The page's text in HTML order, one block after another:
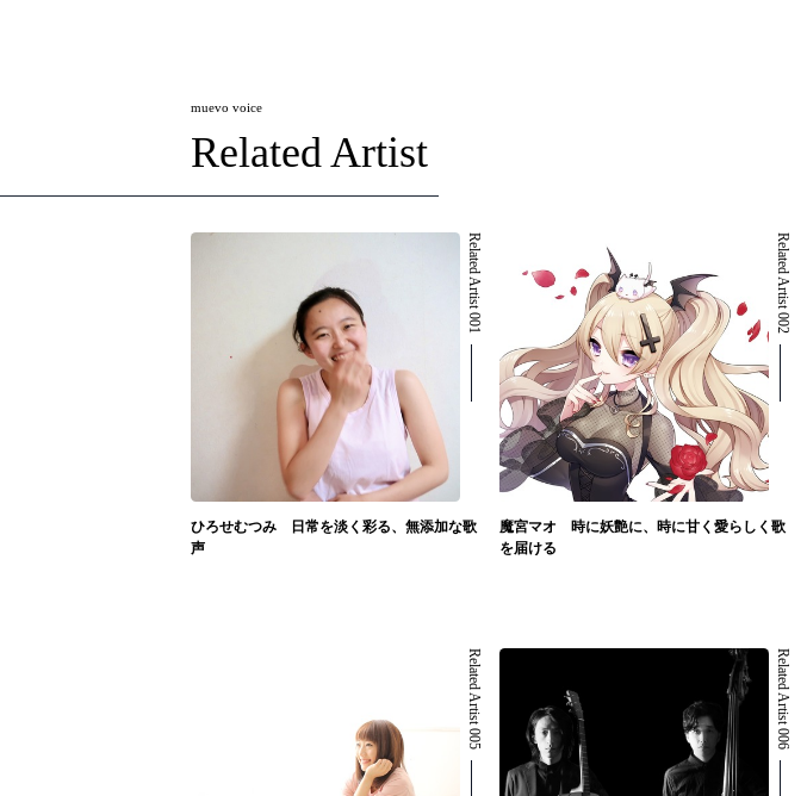
muevo voice
Related Artist
Related Artist 001
ひろせむつみ 日常を淡く彩る、無添加な歌
声
Related Artist 002
魔宮マオ 時に妖艶に、時に甘く愛らしく歌
を届ける
Related Artist 005 Related Artist 006